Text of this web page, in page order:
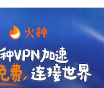
支持[0] 反对[0]